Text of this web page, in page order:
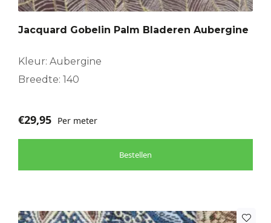
Jacquard Gobelin Palm Bladeren Aubergine
Kleur: Aubergine
Breedte: 140
€29,95 Per meter
Bestellen